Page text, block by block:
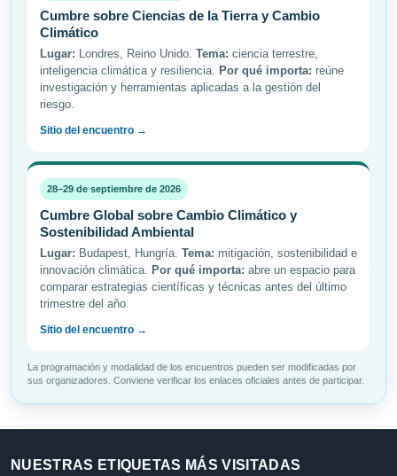
Cumbre sobre Ciencias de la Tierra y Cambio
Climático
Lugar: Londres, Reino Unido. Tema: ciencia terrestre,
inteligencia climática y resiliencia. Por qué importa: reúne
investigación y herramientas aplicadas a la gestión del
riesgo.
Sitio del encuentro →
28–29 de septiembre de 2026
Cumbre Global sobre Cambio Climático y
Sostenibilidad Ambiental
Lugar: Budapest, Hungría. Tema: mitigación, sostenibilidad e
innovación climática. Por qué importa: abre un espacio para
comparar estrategias científicas y técnicas antes del último
trimestre del año.
Sitio del encuentro →
La programación y modalidad de los encuentros pueden ser modificadas por
sus organizadores. Conviene verificar los enlaces oficiales antes de participar.
NUESTRAS ETIQUETAS MÁS VISITADAS